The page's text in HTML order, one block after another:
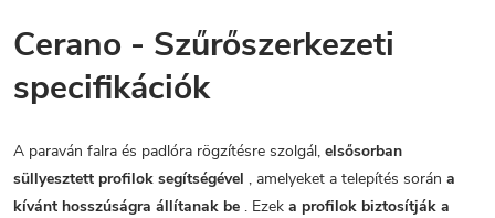
Cerano - Szűrőszerkezeti
specifikációk
A paraván falra és padlóra rögzítésre szolgál, elsősorban
süllyesztett profilok segítségével , amelyeket a telepítés során a
kívánt hosszúságra állítanak be . Ezek a profilok biztosítják a